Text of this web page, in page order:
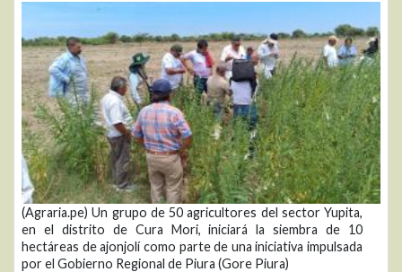
(Agraria.pe) Un grupo de 50 agricultores del sector Yupita,
en el distrito de Cura Mori, iniciará la siembra de 10
hectáreas de ajonjolí como parte de una iniciativa impulsada
por el Gobierno Regional de Piura (Gore Piura)